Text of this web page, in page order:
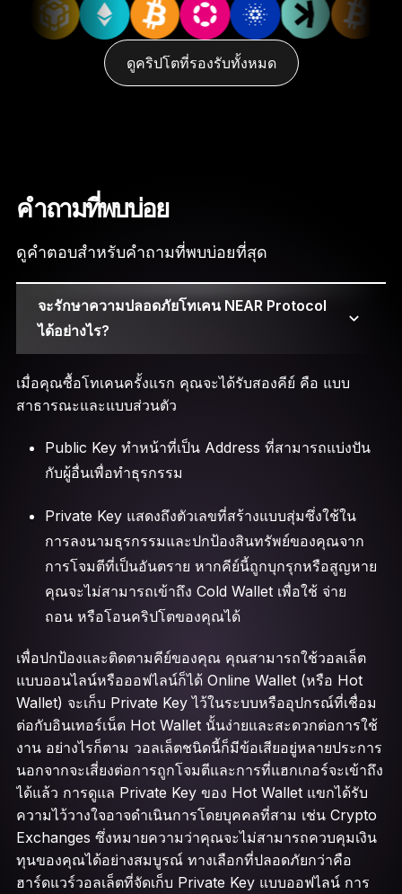
ดูคริปโตที่รองรับทั้งหมด
คำถามที่พบบ่อย
ดูคำตอบสำหรับคำถามที่พบบ่อยที่สุด
จะรักษาความปลอดภัยโทเคน NEAR Protocol
ได้อย่างไร?
เมื่อคุณซื้อโทเคนครั้งแรก คุณจะได้รับสองคีย์ คือ แบบ
สาธารณะและแบบส่วนตัว
Public Key ทำหน้าที่เป็น Address ที่สามารถแบ่งปัน
กับผู้อื่นเพื่อทำธุรกรรม
Private Key แสดงถึงตัวเลขที่สร้างแบบสุ่มซึ่งใช้ใน
การลงนามธุรกรรมและปกป้องสินทรัพย์ของคุณจาก
การโจมตีที่เป็นอันตราย หากคีย์นี้ถูกบุกรุกหรือสูญหาย
คุณจะไม่สามารถเข้าถึง Cold Wallet เพื่อใช้ จ่าย
ถอน หรือโอนคริปโตของคุณได้
เพื่อปกป้องและติดตามคีย์ของคุณ คุณสามารถใช้วอลเล็ต
แบบออนไลน์หรือออฟไลน์ก็ได้ Online Wallet (หรือ Hot
Wallet) จะเก็บ Private Key ไว้ในระบบหรืออุปกรณ์ที่เชื่อม
ต่อกับอินเทอร์เน็ต Hot Wallet นั้นง่ายและสะดวกต่อการใช้
งาน อย่างไรก็ตาม วอลเล็ตชนิดนี้ก็มีข้อเสียอยู่หลายประการ
นอกจากจะเสี่ยงต่อการถูกโจมตีและการที่แฮกเกอร์จะเข้าถึง
ได้แล้ว การดูแล Private Key ของ Hot Wallet แขกได้รับ
ความไว้วางใจอาจดำเนินการโดยบุคคลที่สาม เช่น Crypto
Exchanges ซึ่งหมายความว่าคุณจะไม่สามารถควบคุมเงิน
ทุนของคุณได้อย่างสมบูรณ์ ทางเลือกที่ปลอดภัยกว่าคือ
ฮาร์ดแวร์วอลเล็ตที่จัดเก็บ Private Key แบบออฟไลน์ การ